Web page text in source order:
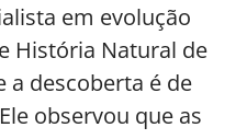
em evolução
História Natural de
a descoberta é de
observou que as